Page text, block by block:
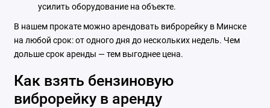
усилить оборудование на объекте.
В нашем прокате можно арендовать виброрейку в Минске
на любой срок: от одного дня до нескольких недель. Чем
дольше срок аренды — тем выгоднее цена.
Как взять бензиновую
виброрейку в аренду